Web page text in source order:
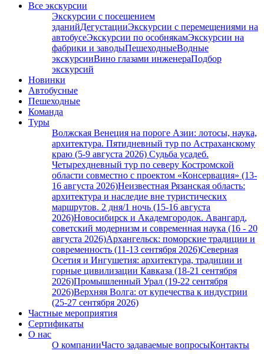
Все экскурсии
Экскурсии с посещением
зданийДегустацииЭкскурсии с перемещениями на
автобусеЭкскурсии по особнякамЭкскурсии на
фабрики и заводыПешеходныеВодные
экскурсииВино глазами инженераПодбор
экскурсий
Новинки
Автобусные
Пешеходные
Команда
Туры
Волжская Венеция на пороге Азии: лотосы, наука,
архитектура. Пятидневный тур по Астраханскому
краю (5-9 августа 2026) Судьба усадеб.
Четырехдневный тур по северу Костромской
области совместно с проектом «Консервация» (13-
16 августа 2026)Неизвестная Рязанская область:
архитектура и наследие вне туристических
маршрутов. 2 дня/1 ночь (15-16 августа
2026)Новосибирск и Академгородок. Авангард,
советский модернизм и современная наука (16 - 20
августа 2026)Архангельск: поморские традиции и
современность (11-13 сентября 2026)Северная
Осетия и Ингушетия: архитектура, традиции и
горные цивилизации Кавказа (18-21 сентября
2026)Промышленный Урал (19-22 сентября
2026)Верхняя Волга: от купечества к индустрии
(25-27 сентября 2026)
Частные мероприятия
Сертификаты
О нас
О компанииЧасто задаваемые вопросыКонтакты